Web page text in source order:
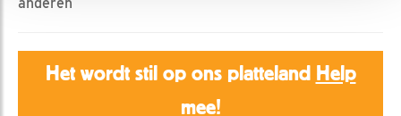
Het wordt stil op ons platteland Help
mee!